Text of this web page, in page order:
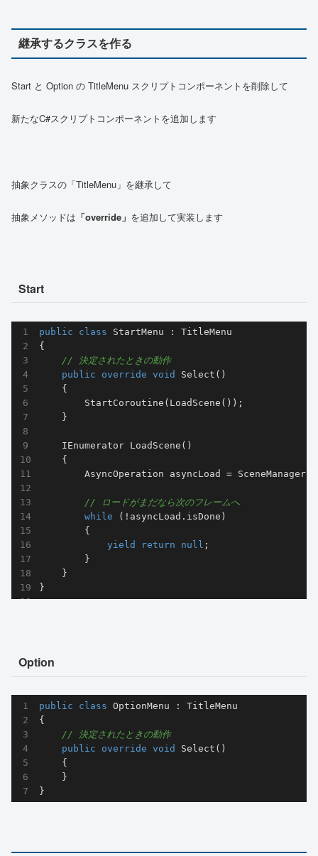
継承するクラスを作る
Start と Option の TitleMenu スクリプトコンポーネントを削除して
新たなC#スクリプトコンポーネントを追加します
抽象クラスの「TitleMenu」を継承して
抽象メソッドは 「override」 を追加して実装します
Start
public class StartMenu : TitleMenu
{
// 決定されたときの動作
public
override void Select ( )
    {
        StartCoroutine(LoadScene());
    }
IEnumerator LoadScene ( )
    {
AsyncOperation asyncLoad =
// ロードがまだなら次のフレームへ
while (!asyncLoad.isDone)
        {
yield
return null ;
        }
    }
}
Option
public class OptionMenu : TitleMenu
{
// 決定されたときの動作
public
override void Select ( )
    {
    }
}